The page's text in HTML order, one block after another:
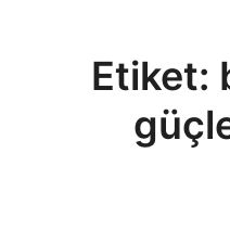
Etiket: